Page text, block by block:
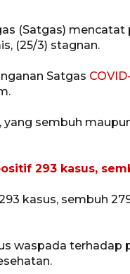
(Satgas)
(25/3) stagnan.
Satgas
sembuh
293 kasus,
kasus, sembuh
waspada terhadap